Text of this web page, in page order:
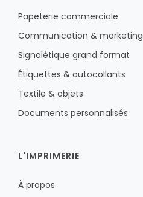
Papeterie commerciale
Communication & marketing
Signalétique grand format
Étiquettes & autocollants
Textile & objets
Documents personnalisés
L'IMPRIMERIE
À propos